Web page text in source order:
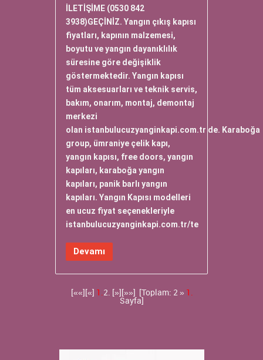
İLETİŞİME (0530 842
3938)GEÇİNİZ. Yangın çıkış kapısı
fiyatları, kapının malzemesi,
boyutu ve yangın dayanıklılık
süresine göre değişiklik
göstermektedir. Yangın kapısı
tüm aksesuarları ve teknik servis,
bakım, onarım, montaj, demontaj
merkezi
olan istanbulucuzyanginkapi.com.tr de. Karaboğa
group, ümraniye çelik kapı,
yangın kapısı, free doors, yangın
kapıları, karaboğa yangın
kapıları, panik barlı yangın
kapıları. Yangın Kapısı modelleri
en ucuz fiyat seçenekleriyle
istanbulucuzyanginkapi.com.tr/te
Devamı
[««][«] 1. 2. [»] [»»] [Toplam: 2 » 1.
Sayfa]